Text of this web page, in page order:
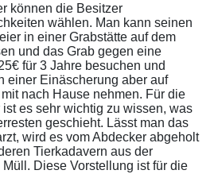
können die Besitzer
wählen. Man kann seinen
in einer Grabstätte auf dem
und das Grab gegen eine
für 3 Jahre besuchen und
einer Einäscherung aber auf
nach Hause nehmen. Für die
es sehr wichtig zu wissen, was
geschieht. Lässt man das
wird es vom Abdecker abgeholt
Tierkadavern aus der
Diese Vorstellung ist für die